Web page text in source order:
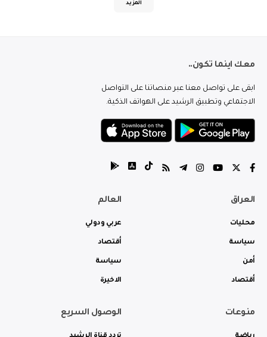
المزيد
معك اينما تكون..
ابقى على تواصل معنا عبر منصاتنا على التواصل
الاجتماعي وتطبيق الرشيد على الهواتف الذكية.
العراق
محليات
سياسة
أمن
أقتصاد
العالم
عربي ودولي
أقتصاد
سياسة
الاخيرة
منوعات الوصول السريع